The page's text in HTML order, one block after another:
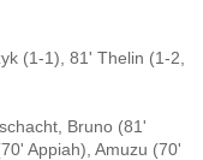
(1-1), 81' Thelin (1-2,
Bruno (81'
Appiah), Amuzu (70'